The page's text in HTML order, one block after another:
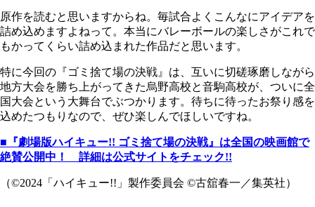
原作を読むと思いますからね。毎試合よくこんなにアイデアを
詰め込めますよねって。本当にバレーボールの楽しさがこれで
もかってくらい詰め込まれた作品だと思います。
特に今回の『ゴミ捨て場の決戦』は、互いに切磋琢磨しながら
地方大会を勝ち上がってきた烏野高校と音駒高校が、ついに全
国大会という大舞台でぶつかります。待ちに待ったお祭り感を
込めたつもりなので、ぜひ楽しんでほしいですね。
■ 『劇場版ハイキュー!! ゴミ捨て場の決戦』は全国の映画館で
絶賛公開中！ 詳細は公式サイトをチェック!!
（©2024「ハイキュー!!」製作委員会 ©古舘春一／集英社）